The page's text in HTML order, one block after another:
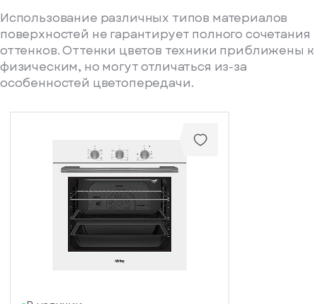
Использование различных типов материалов
поверхностей не гарантирует полного сочетания
оттенков. Оттенки цветов техники приближены к
физическим, но могут отличаться из-за
особенностей цветопередачи.